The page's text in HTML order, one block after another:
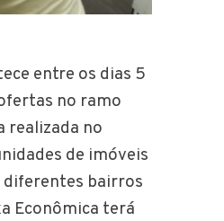
entre os dias 5
no ramo
realizada no
de imóveis
diferentes bairros
Econômica terá